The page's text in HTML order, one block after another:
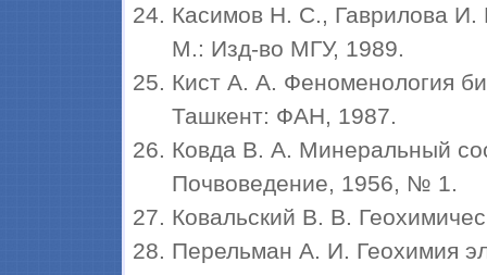
Касимов Н. С., Гаврилова
М.: Изд-во МГУ, 1989.
Кист А. А. Феноменология
Ташкент: ФАН, 1987.
Ковда В. А. Минеральный
Почвоведение, 1956, № 1.
Ковальский В. В.
Перельман А. И. Геохимия